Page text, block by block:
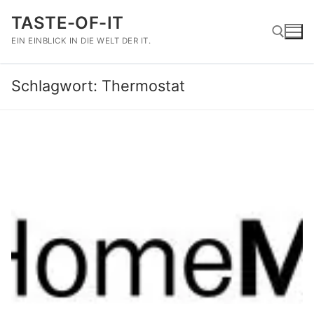
Inhalt
springen
TASTE-OF-IT
EIN EINBLICK IN DIE WELT DER IT.
Suchen nach:
Schlagwort: Thermostat